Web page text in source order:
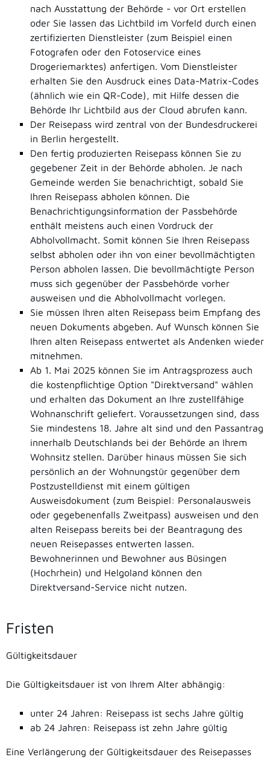
nach Ausstattung der Behörde - vor Ort erstellen
oder Sie lassen das Lichtbild im Vorfeld durch einen
zertifizierten Dienstleister (zum Beispiel einen
Fotografen oder den Fotoservice eines
Drogeriemarktes) anfertigen. Vom Dienstleister
erhalten Sie den Ausdruck eines Data-Matrix-Codes
(ähnlich wie ein QR-Code), mit Hilfe dessen die
Behörde Ihr Lichtbild aus der Cloud abrufen kann.
Der Reisepass wird zentral von der Bundesdruckerei
in Berlin hergestellt.
Den fertig produzierten Reisepass können Sie zu
gegebener Zeit in der Behörde abholen. Je nach
Gemeinde werden Sie benachrichtigt, sobald Sie
Ihren Reisepass abholen können. Die
Benachrichtigungsinformation der Passbehörde
enthält meistens auch einen Vordruck der
Abholvollmacht. Somit können Sie Ihren Reisepass
selbst abholen oder ihn von einer bevollmächtigten
Person abholen lassen. Die bevollmächtigte Person
muss sich gegenüber der Passbehörde vorher
ausweisen und die Abholvollmacht vorlegen.
Sie müssen Ihren alten Reisepass beim Empfang des
neuen Dokuments abgeben. Auf Wunsch können Sie
Ihren alten Reisepass entwertet als Andenken wieder
mitnehmen.
Ab 1. Mai 2025 können Sie im Antragsprozess auch
die kostenpflichtige Option "Direktversand" wählen
und erhalten das Dokument an Ihre zustellfähige
Wohnanschrift geliefert. Voraussetzungen sind, dass
Sie mindestens 18. Jahre alt sind und den Passantrag
innerhalb Deutschlands bei der Behörde an Ihrem
Wohnsitz stellen. Darüber hinaus müssen Sie sich
persönlich an der Wohnungstür gegenüber dem
Postzustelldienst mit einem gültigen
Ausweisdokument (zum Beispiel: Personalausweis
oder gegebenenfalls Zweitpass) ausweisen und den
alten Reisepass bereits bei der Beantragung des
neuen Reisepasses entwerten lassen.
Bewohnerinnen und Bewohner aus Büsingen
(Hochrhein) und Helgoland können den
Direktversand-Service nicht nutzen.
Fristen
Gültigkeitsdauer
Die Gültigkeitsdauer ist von Ihrem Alter abhängig:
unter 24 Jahren: Reisepass ist sechs Jahre gültig
ab 24 Jahren: Reisepass ist zehn Jahre gültig
Eine Verlängerung der Gültigkeitsdauer des Reisepasses